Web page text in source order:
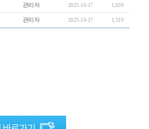
관리자 2025-10-17 1,639
관리자 2025-10-17 1,519